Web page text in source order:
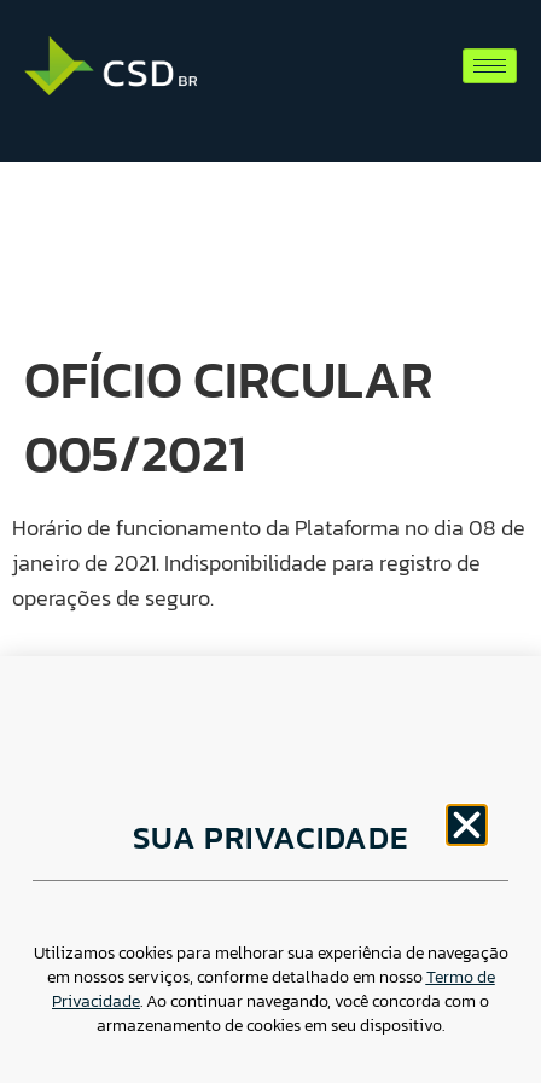
OFÍCIO CIRCULAR
005/2021
Horário de funcionamento da Plataforma no dia 08 de
janeiro de 2021. Indisponibilidade para registro de
operações de seguro.
Av. Brigadeiro Faria Lima, 1779 – 5oAndar Jardim
Paulistano, São Paulo/ SP – CEP: 01452-914
Assessoria de imprensa: imprensa@csdbr.com
SUA PRIVACIDADE
Utilizamos cookies para melhorar sua experiência de navegação
em nossos serviços, conforme detalhado em nossoTermo de
Privacidade. Ao continuar navegando, você concorda com o
armazenamento de cookies em seu dispositivo.